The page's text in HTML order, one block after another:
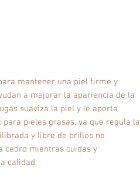
mantener una piel firme y
a mejorar la apariencia de la
suaviza la piel y le aporta
pieles grasas, ya que regula la
y libre de brillos no
cedro mientras cuidas y
calidad.